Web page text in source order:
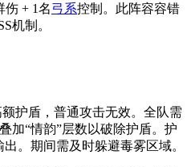
伤 + 1名弓系控制。此阵容容错
机制。
护盾，普通攻击无效。全队需
加“情韵”层数以破除护盾。护
。期间需及时躲避毒雾区域。